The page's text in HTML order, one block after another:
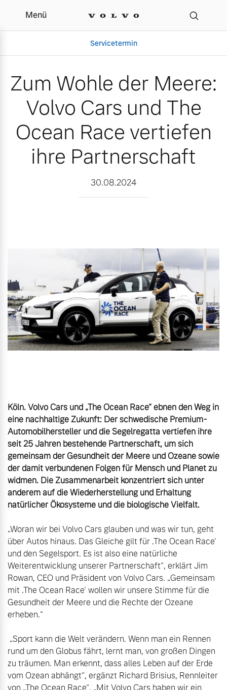
Zum Wohle der Meere:
Menü
Servicetermin
Gebrauchtwagen
Aktuelle Zubehörangebote
Zubehörkatalog
Aktuelle Serviceangebote
Unsere News & Events
Zum Wohle der Meere:
Volvo Cars und The
Ocean Race vertiefen
ihre Partnerschaft
30.08.2024
Köln. Volvo Cars und „The Ocean Race“ ebnen den Weg in
eine nachhaltige Zukunft: Der schwedische Premium-
Automobilhersteller und die Segelregatta vertiefen ihre
seit 25 Jahren bestehende Partnerschaft, um sich
gemeinsam der Gesundheit der Meere und Ozeane sowie
der damit verbundenen Folgen für Mensch und Planet zu
widmen. Die Zusammenarbeit konzentriert sich unter
anderem auf die Wiederherstellung und Erhaltung
natürlicher Ökosysteme und die biologische Vielfalt.
„Woran wir bei Volvo Cars glauben und was wir tun, geht
über Autos hinaus. Das Gleiche gilt für ‚The Ocean Race‘
und den Segelsport. Es ist also eine natürliche
Weiterentwicklung unserer Partnerschaft“, erklärt Jim
Rowan, CEO und Präsident von Volvo Cars. „Gemeinsam
mit ‚The Ocean Race‘ wollen wir unsere Stimme für die
Gesundheit der Meere und die Rechte der Ozeane
erheben.“
rund um den Globus fährt, lernt man, von großen Dingen
zu träumen. Man erkennt, dass alles Leben auf der Erde
vom Ozean abhängt“, ergänzt Richard Brisius, Rennleiter
von „The Ocean Race“. „Mit Volvo Cars haben wir ein